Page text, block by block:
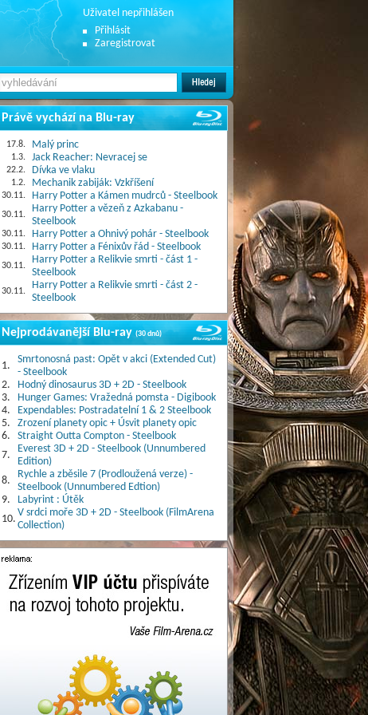
Uživatel nepřihlášen
Přihlásit
Zaregistrovat
Právě vychází na Blu-ray
17.8. Malý princ
1.3. Jack Reacher: Nevracej se
22.2. Dívka ve vlaku
1.2. Mechanik zabiják: Vzkříšení
30.11. Harry Potter a Kámen mudrců - Steelbook
30.11.
Harry Potter a vězeň z Azkabanu -
Steelbook
30.11. Harry Potter a Ohnivý pohár - Steelbook
30.11. Harry Potter a Fénixův řád - Steelbook
30.11.
Harry Potter a Relikvie smrti - část 1 -
Steelbook
30.11.
Harry Potter a Relikvie smrti - část 2 -
Steelbook
Nejprodávanější Blu-ray(30 dnů)
1.
Smrtonosná past: Opět v akci (Extended Cut)
- Steelbook
2.
Hodný dinosaurus 3D + 2D - Steelbook
3.
Hunger Games: Vražedná pomsta - Digibook
4.
Expendables: Postradatelní 1 & 2 Steelbook
5.
Zrození planety opic + Úsvit planety opic
6.
Straight Outta Compton - Steelbook
7.
Everest 3D + 2D - Steelbook (Unnumbered
Edition)
8.
Rychle a zběsile 7 (Prodloužená verze) -
Steelbook (Unnumbered Edtion)
9.
Labyrint : Útěk
10.
V srdci moře 3D + 2D - Steelbook (FilmArena
Collection)